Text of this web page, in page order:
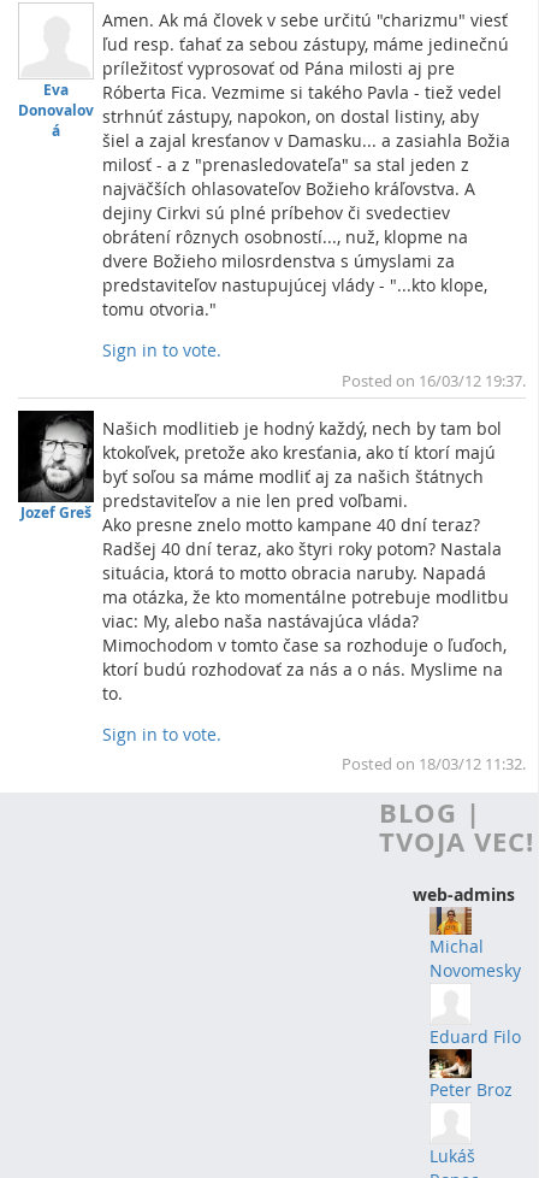
Eva
Donovalov
á
Amen. Ak má človek v sebe určitú "charizmu" viesť
ľud resp. ťahať za sebou zástupy, máme jedinečnú
príležitosť vyprosovať od Pána milosti aj pre
Róberta Fica. Vezmime si takého Pavla - tiež vedel
strhnúť zástupy, napokon, on dostal listiny, aby
šiel a zajal kresťanov v Damasku... a zasiahla Božia
milosť - a z "prenasledovateľa" sa stal jeden z
najväčších ohlasovateľov Božieho kráľovstva. A
dejiny Cirkvi sú plné príbehov či svedectiev
obrátení rôznych osobností..., nuž, klopme na
dvere Božieho milosrdenstva s úmyslami za
predstaviteľov nastupujúcej vlády - "...kto klope,
tomu otvoria."
Sign in to vote.
Top
Posted on 16/03/12 19:37.
Jozef Greš
Našich modlitieb je hodný každý, nech by tam bol
ktokoľvek, pretože ako kresťania, ako tí ktorí majú
byť soľou sa máme modliť aj za našich štátnych
predstaviteľov a nie len pred voľbami.
Ako presne znelo motto kampane 40 dní teraz?
Radšej 40 dní teraz, ako štyri roky potom? Nastala
situácia, ktorá to motto obracia naruby. Napadá
ma otázka, že kto momentálne potrebuje modlitbu
viac: My, alebo naša nastávajúca vláda?
Mimochodom v tomto čase sa rozhoduje o ľuďoch,
ktorí budú rozhodovať za nás a o nás. Myslime na
to.
Sign in to vote.
Top
Posted on 18/03/12 11:32.
BLOG |
TVOJA VEC!
web-admins
Michal
Novomesky
Eduard Filo
Peter Broz
Lukáš